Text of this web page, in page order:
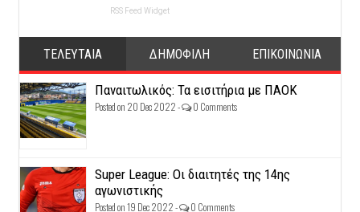
RSS Feed Widget
ΤΕΛΕΥΤΑΙΑ ΔΗΜΟΦΙΛΗ ΕΠΙΚΟΙΝΩΝΙΑ
Παναιτωλικός: Τα εισιτήρια με ΠΑΟΚ
Posted on 20 Dec 2022 - 0 Comments
Super League: Οι διαιτητές της 14ης
αγωνιστικής
Posted on 19 Dec 2022 - 0 Comments